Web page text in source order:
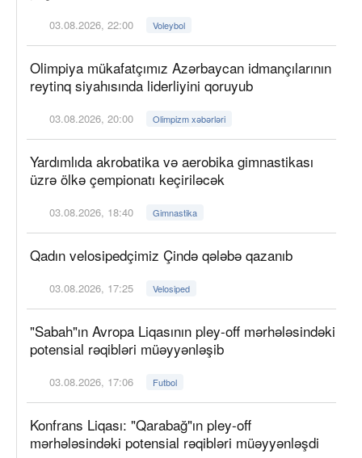
03.08.2026, 22:00 Voleybol
Olimpiya mükafatçımız Azərbaycan idmançılarının
reytinq siyahısında liderliyini qoruyub
03.08.2026, 20:00 Olimpizm xəbərləri
Yardımlıda akrobatika və aerobika gimnastikası
üzrə ölkə çempionatı keçiriləcək
03.08.2026, 18:40 Gimnastika
Qadın velosipedçimiz Çində qələbə qazanıb
03.08.2026, 17:25 Velosiped
"Sabah"ın Avropa Liqasının pley-off mərhələsindəki
potensial rəqibləri müəyyənləşib
03.08.2026, 17:06 Futbol
Konfrans Liqası: "Qarabağ"ın pley-off
mərhələsindəki potensial rəqibləri müəyyənləşdi